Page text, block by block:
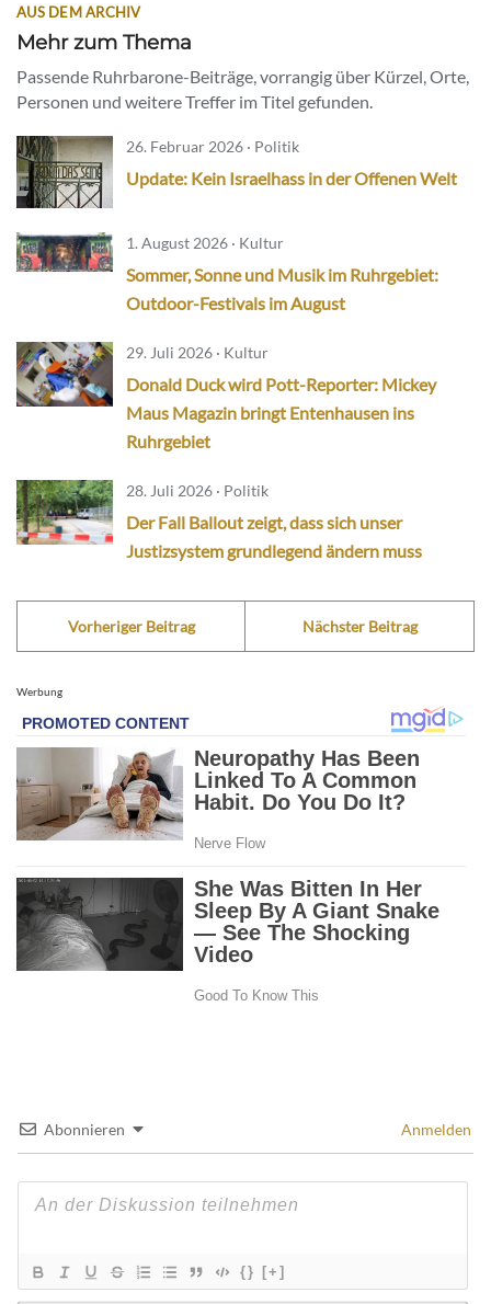
AUS DEM ARCHIV
Mehr zum Thema
Passende Ruhrbarone-Beiträge, vorrangig über Kürzel, Orte,
Personen und weitere Treffer im Titel gefunden.
26. Februar 2026 · Politik
Update: Kein Israelhass in der Offenen Welt
1. August 2026 · Kultur
Sommer, Sonne und Musik im Ruhrgebiet:
Outdoor-Festivals im August
29. Juli 2026 · Kultur
Donald Duck wird Pott-Reporter: Mickey
Maus Magazin bringt Entenhausen ins
Ruhrgebiet
28. Juli 2026 · Politik
Der Fall Ballout zeigt, dass sich unser
Justizsystem grundlegend ändern muss
Vorheriger Beitrag Nächster Beitrag
Werbung
Abonnieren Anmelden
{} [+]